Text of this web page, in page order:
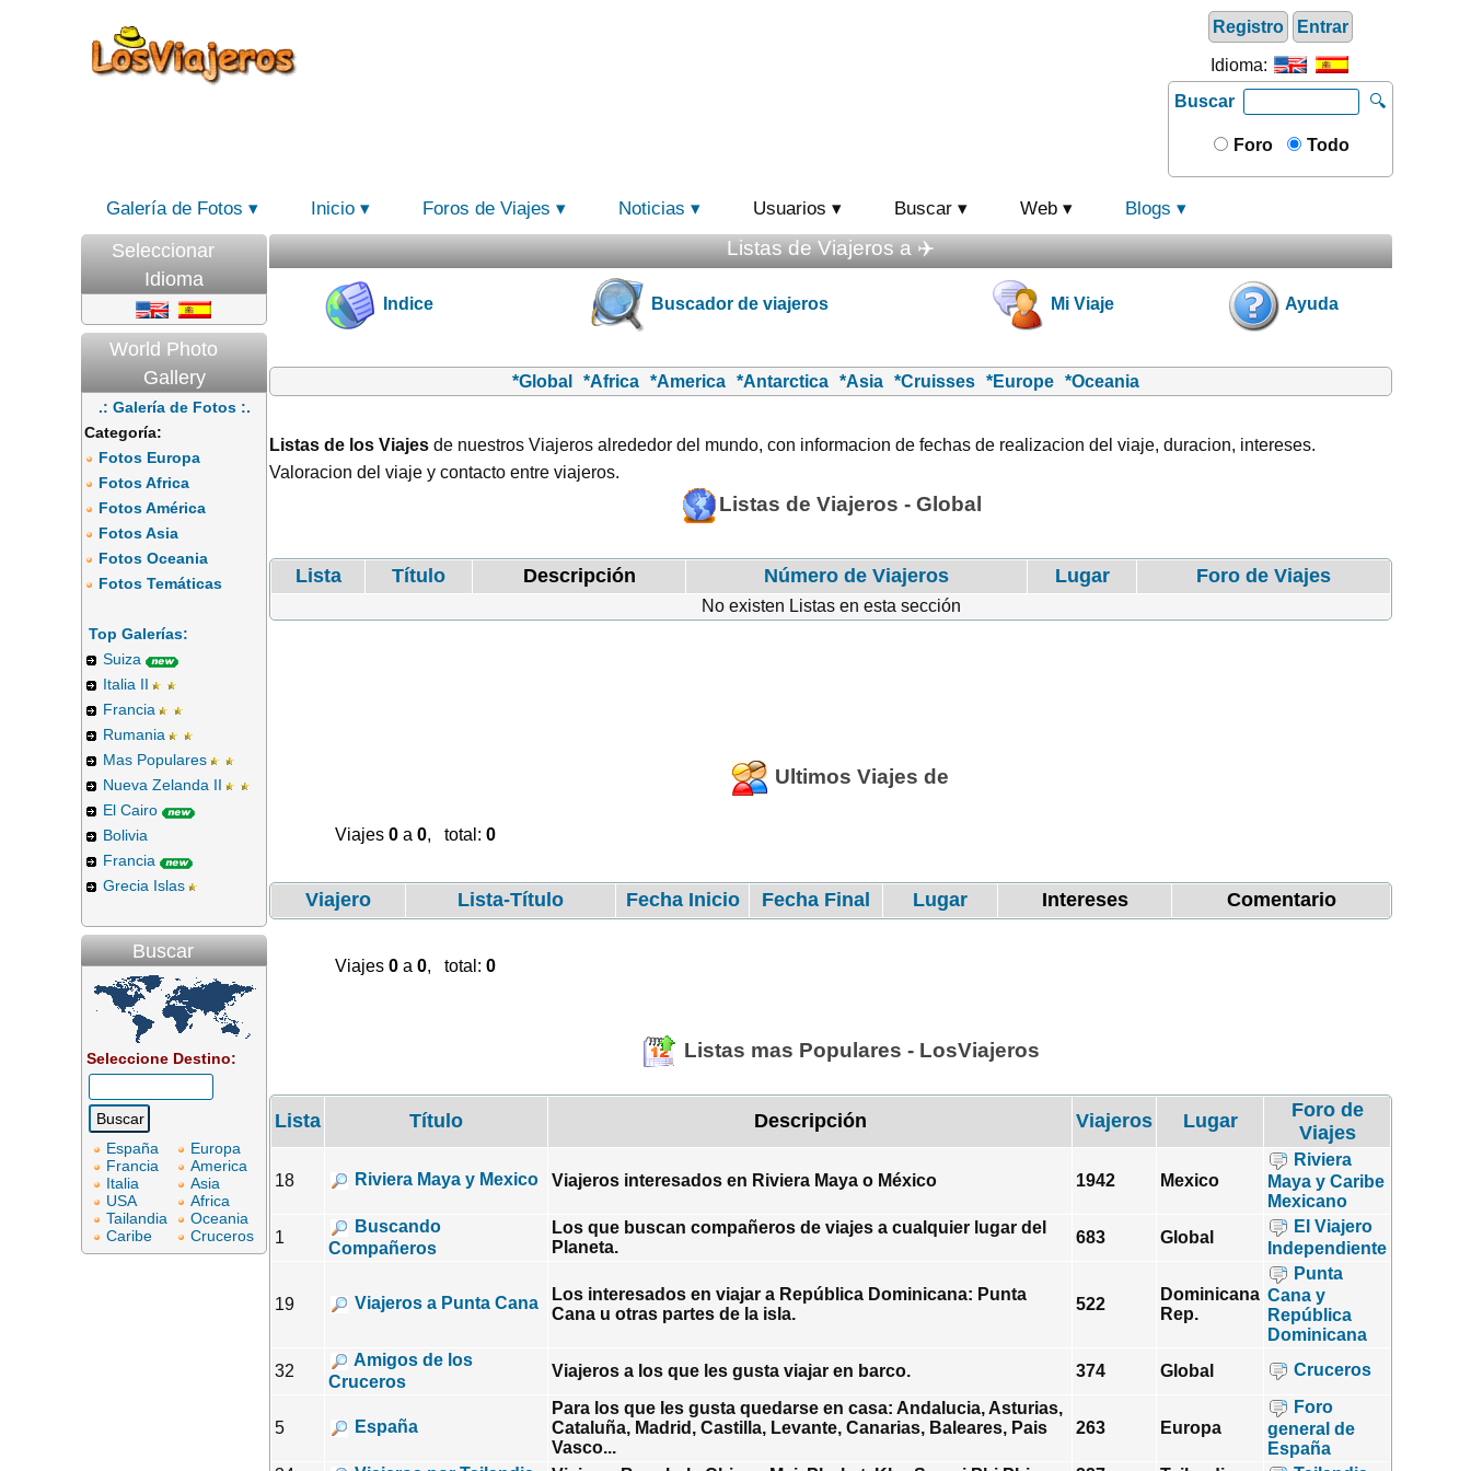
Registro Entrar
Idioma:
Buscar
🔍
Foro Todo
Galería de Fotos Inicio Foros de Viajes Noticias Usuarios Buscar Web Blogs
Seleccionar
Idioma
World Photo
Gallery
.: Galería de Fotos :.
Categoría:
Fotos Europa
Fotos Africa
Fotos América
Fotos Asia
Fotos Oceania
Fotos Temáticas
Top Galerías:
Suiza
Italia II
Francia
Rumania
Mas Populares
Nueva Zelanda II
El Cairo
Bolivia
Francia
Grecia Islas
Buscar
Seleccione Destino:
España
Francia
Italia
USA
Tailandia
Caribe
Europa
America
Asia
Africa
Oceania
Cruceros
Listas de Viajeros a ✈️
Indice Buscador de viajeros Mi Viaje Ayuda
*Global *Africa *America *Antarctica *Asia *Cruisses *Europe *Oceania
Listas de los Viajes de nuestros Viajeros alrededor del mundo, con informacion de fechas de realizacion del viaje, duracion, intereses.
Valoracion del viaje y contacto entre viajeros.
Listas de Viajeros - Global
Lista Título Descripción Número de Viajeros Lugar Foro de Viajes
No existen Listas en esta sección
Ultimos Viajes de
Viajes 0a 0, total: 0
Viajero Lista-Título Fecha Inicio Fecha Final Lugar Intereses Comentario
Viajes 0a 0, total: 0
Listas mas Populares - LosViajeros
Lista Título Descripción Viajeros Lugar
Foro de
Viajes
18 Riviera Maya y Mexico Viajeros interesados en Riviera Maya o México 1942 Mexico
Riviera
Maya y Caribe
Mexicano
1
Buscando
Compañeros
Los que buscan compañeros de viajes a cualquier lugar del
Planeta.
683 Global
El Viajero
Independiente
19 Viajeros a Punta Cana
Los interesados en viajar a República Dominicana: Punta
Cana u otras partes de la isla.
522
Dominicana
Rep.
Punta
Cana y
República
Dominicana
32
Amigos de los
Cruceros
Viajeros a los que les gusta viajar en barco. 374 Global Cruceros
5 España
Para los que les gusta quedarse en casa: Andalucia, Asturias,
Cataluña, Madrid, Castilla, Levante, Canarias, Baleares, Pais
Vasco...
263 Europa
Foro
general de
España